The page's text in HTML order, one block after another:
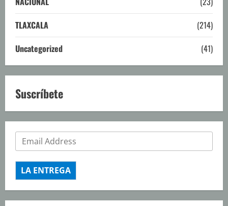
TLAXCALA
(214)
Uncategorized
(41)
Suscríbete
LA ENTREGA